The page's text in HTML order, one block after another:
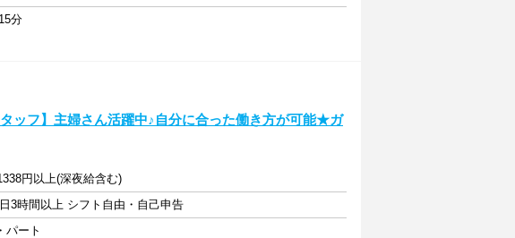
分
タッフ】主婦さん活躍中♪自分に合った働き方が可能★ガ
円以上(深夜給含む)
3時間以上 シフト自由・自己申告
パート